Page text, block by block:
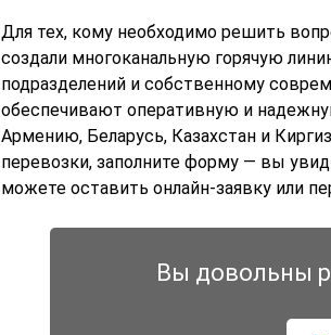
Для тех, кому необходимо решить
создали многоканальную горячую
подразделений и собственному
обеспечивают оперативную и
Армению, Беларусь, Казахстан и
перевозки, заполните форму — вы
можете оставить онлайн-заявку или
Вы довольны